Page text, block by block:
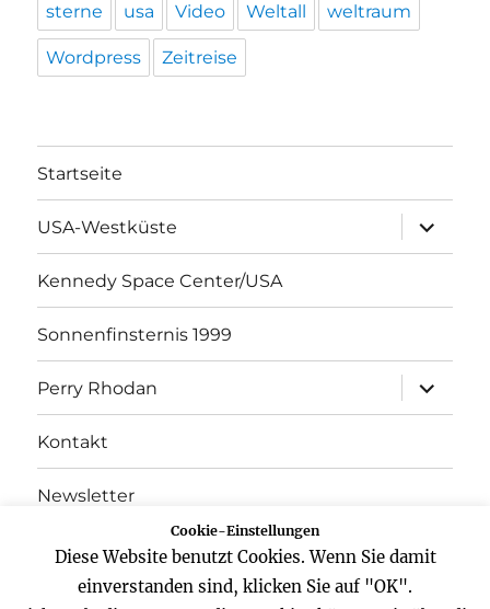
sterne usa Video Weltall weltraum
Wordpress Zeitreise
Startseite
USA-Westküste
öffnen
Kennedy Space Center/USA
Sonnenfinsternis 1999
Perry Rhodan
öffnen
Kontakt
Newsletter
Datenschutz
Impressum
Cookie-Einstellungen
Diese Website benutzt Cookies. Wenn Sie damit
einverstanden sind, klicken Sie auf "OK".